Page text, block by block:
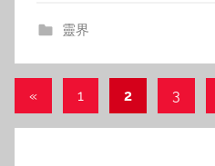
靈界
Posts
pagination
«Previous
1 2 3